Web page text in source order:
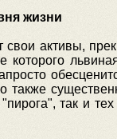
жизни
активы,
которого
также
так и тех